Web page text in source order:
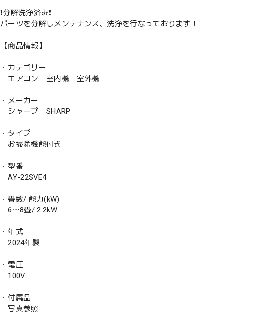
❗️分解洗浄済み❗️
パーツを分解しメンテナンス、洗浄を行なっております！
【商品情報】
・カテゴリー
エアコン 室内機 室外機
・メーカー
シャープ SHARP
・タイプ
お掃除機能付き
・型番
AY-22SVE4
・畳数/ 能力(kW)
6〜8畳/ 2.2kW
・年式
2024年製
・電圧
100V
・付属品
写真参照